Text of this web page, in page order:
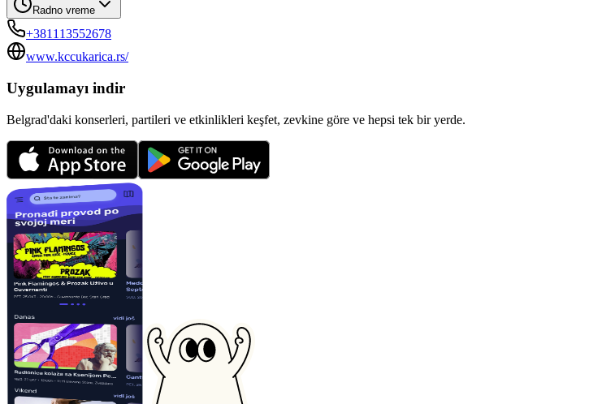
Radno vreme
+381113552678
www.kccukarica.rs/
Uygulamayı indir
Belgrad'daki konserleri, partileri ve etkinlikleri keşfet, zevkine göre ve hepsi tek bir yerde.